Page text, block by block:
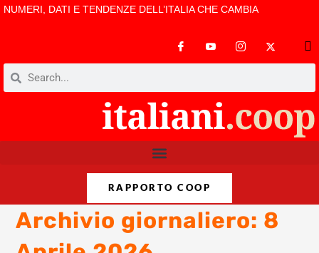
NUMERI, DATI E TENDENZE DELL’ITALIA CHE CAMBIA
RAPPORTO COOP
Archivio giornaliero: 8